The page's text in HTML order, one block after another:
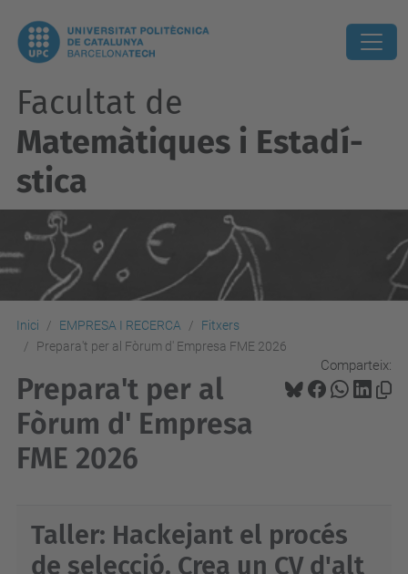
Facultat de
Matemàtiques i Estadí­
stica
Inici EMPRESA I RECERCA
Fitxers
Prepara't per al Fòrum d' Empresa FME 2026
Comparteix:
Prepara't per al
Fòrum d' Empresa
FME 2026
Taller: Hackejant el procés
de selecció. Crea un CV d'alt